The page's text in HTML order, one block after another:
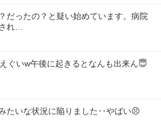
だったの？と疑い始めています。病院
れ…
ぐいw午後に起きるとなんも出来ん😇
たいな状況に陥りました‥やばい😣